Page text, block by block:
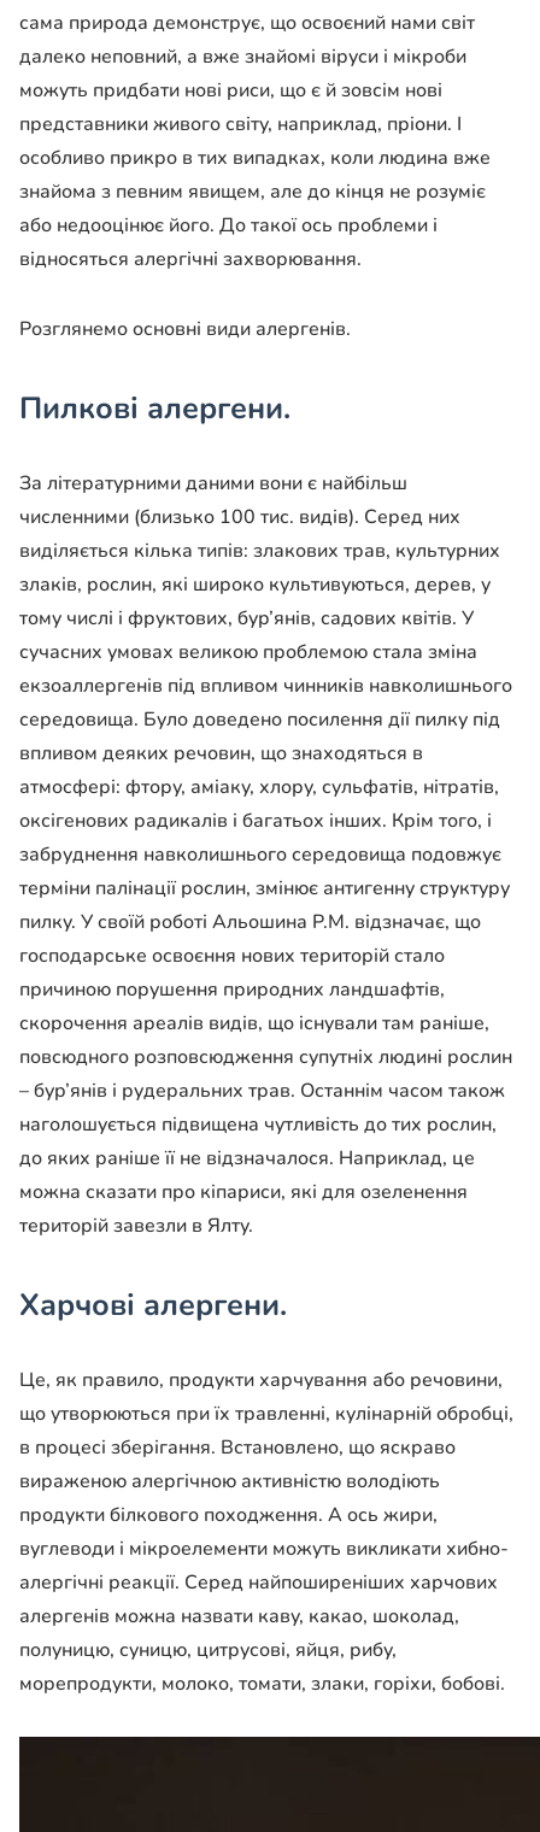
сама природа демонструє, що освоєний нами світ
далеко неповний, а вже знайомі віруси і мікроби
можуть придбати нові риси, що є й зовсім нові
представники живого світу, наприклад, пріони. І
особливо прикро в тих випадках, коли людина вже
знайома з певним явищем, але до кінця не розуміє
або недооцінює його. До такої ось проблеми і
відносяться алергічні захворювання.
Розглянемо основні види алергенів.
Пилкові алергени.
За літературними даними вони є найбільш
численними (близько 100 тис. видів). Серед них
виділяється кілька типів: злакових трав, культурних
злаків, рослин, які широко культивуються, дерев, у
тому числі і фруктових, бур’янів, садових квітів. У
сучасних умовах великою проблемою стала зміна
екзоаллергенів під впливом чинників навколишнього
середовища. Було доведено посилення дії пилку під
впливом деяких речовин, що знаходяться в
атмосфері: фтору, аміаку, хлору, сульфатів, нітратів,
оксігенових радикалів і багатьох інших. Крім того, і
забруднення навколишнього середовища подовжує
терміни палінації рослин, змінює антигенну структуру
пилку. У своїй роботі Альошина Р.М. відзначає, що
господарське освоєння нових територій стало
причиною порушення природних ландшафтів,
скорочення ареалів видів, що існували там раніше,
повсюдного розповсюдження супутніх людині рослин
– бур’янів і рудеральних трав. Останнім часом також
наголошується підвищена чутливість до тих рослин,
до яких раніше її не відзначалося. Наприклад, це
можна сказати про кіпариси, які для озеленення
територій завезли в Ялту.
Харчові алергени.
Це, як правило, продукти харчування або речовини,
що утворюються при їх травленні, кулінарній обробці,
в процесі зберігання. Встановлено, що яскраво
вираженою алергічною активністю володіють
продукти білкового походження. А ось жири,
вуглеводи і мікроелементи можуть викликати хибно-
алергічні реакції. Серед найпоширеніших харчових
алергенів можна назвати каву, какао, шоколад,
полуницю, суницю, цитрусові, яйця, рибу,
морепродукти, молоко, томати, злаки, горіхи, бобові.